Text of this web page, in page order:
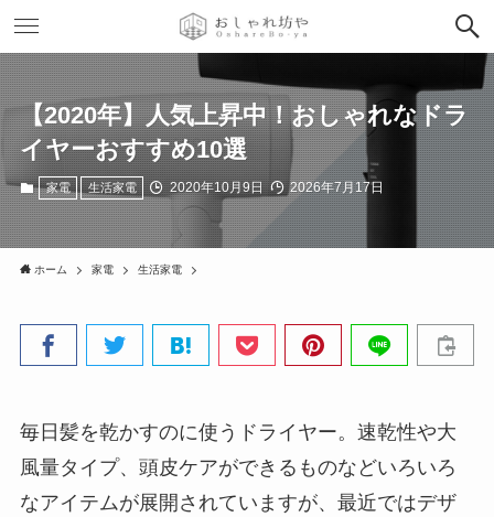
【2020年】人気上昇中！おしゃれなドラ
イヤーおすすめ10選
家電 生活家電 2020年10月9日 2026年7月17日
ホーム 家電 生活家電
毎日髪を乾かすのに使うドライヤー。速乾性や大
風量タイプ、頭皮ケアができるものなどいろいろ
なアイテムが展開されていますが、最近ではデザ